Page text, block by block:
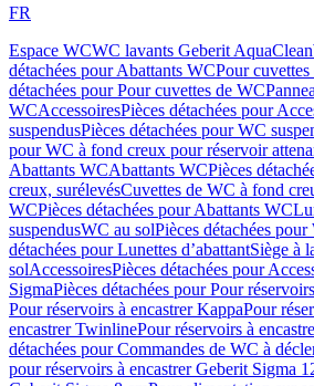
FR
Espace WCWC lavants Geberit AquaClean
détachées pour Abattants WCPour
détachées pour Pour cuvettes de WC
WCAccessoiresPièces détachées pour
suspendusPièces détachées pour WC
pour WC à fond creux pour réservoir
Abattants WCAbattants WCPièces
creux, surélevésCuvettes de WC à fond
WCPièces détachées pour Abattants WC
suspendusWC au solPièces détachées
détachées pour Lunettes d’abattantSiège à
solAccessoiresPièces détachées pour
SigmaPièces détachées pour Pour
Pour réservoirs à encastrer KappaPour
encastrer TwinlinePour réservoirs à
détachées pour Commandes de WC à
pour réservoirs à encastrer Geberit Sigma